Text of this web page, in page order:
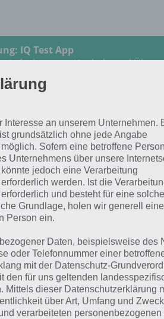
IQ Test App
Aufgaben zum Knobeln und Üben
HERUNTERLADEN
Rätsel vom 27.3.2023 zu
du dort aktuell feststeckst, hier
Schau mal, was vor einem
1 Wort Lösungen zu Farbenfrohe
Interesse an unserem Unternehmen.
grundsätzlich ohne jede Angabe
Sofern eine betroffene
Unternehmens über unsere
jedoch eine Verarbeitung
werden. Ist die
und besteht für eine solche
Grundlage, holen wir generell eine
Person ein.
Daten, beispielsweise des
oder Telefonnummer einer
mit der Datenschutz-
den für uns geltenden
Mittels dieser Datenschutzerklärung
über Art, Umfang und
verarbeiteten personenbezogenen